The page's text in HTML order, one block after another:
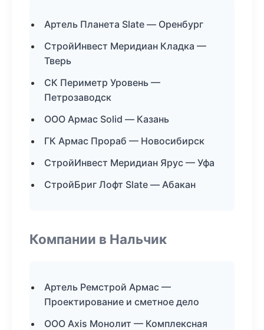
Артель Планета Slate — Оренбург
СтройИнвест Меридиан Кладка —
Тверь
СК Периметр Уровень —
Петрозаводск
ООО Армас Solid — Казань
ГК Армас Прораб — Новосибирск
СтройИнвест Меридиан Ярус — Уфа
СтройБриг Лофт Slate — Абакан
Компании в Нальчик
Артель Ремстрой Армас —
Проектирование и сметное дело
ООО Axis Монолит — Комплексная